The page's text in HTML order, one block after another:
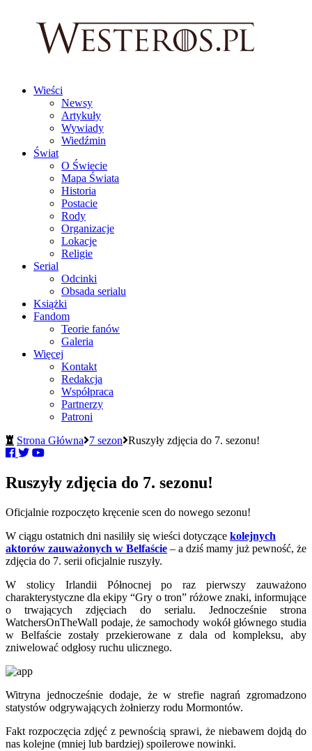
Wieści
Newsy
Artykuły
Wywiady
Wiedźmin
Świat
O Świecie
Mapa Świata
Historia
Postacie
Rody
Organizacje
Lokacje
Religie
Serial
Odcinki
Obsada serialu
Książki
Fandom
Teorie fanów
Galeria
Więcej
Kontakt
Redakcja
Współpraca
Partnerzy
Patroni
Strona Główna 7 sezon Ruszyły zdjęcia do 7. sezonu!
Ruszyły zdjęcia do 7. sezonu!
Oficjalnie rozpoczęto kręcenie scen do nowego sezonu!
W ciągu ostatnich dni nasiliły się wieści dotyczące kolejnych
aktorów zauważonych w Belfaście – a dziś mamy już pewność, że
zdjęcia do 7. serii oficjalnie ruszyły.
W stolicy Irlandii Północnej po raz pierwszy zauważono
charakterystyczne dla ekipy “Gry o tron” różowe znaki, informujące
o trwających zdjęciach do serialu. Jednocześnie strona
WatchersOnTheWall podaje, że samochody wokół głównego studia
w Belfaście zostały przekierowane z dala od kompleksu, aby
zniwelować odgłosy ruchu ulicznego.
Witryna jednocześnie dodaje, że w strefie nagrań zgromadzono
statystów odgrywających żołnierzy rodu Mormontów.
Fakt rozpoczęcia zdjęć z pewnością sprawi, że niebawem dojdą do
nas kolejne (mniej lub bardziej) spoilerowe nowinki.